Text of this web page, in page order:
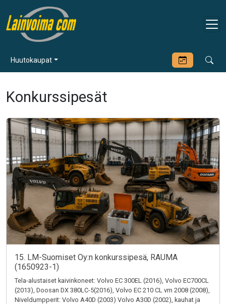
Huutokaupat
Konkurssipesät
15. LM-Suomiset Oy:n konkurssipesä, RAUMA
(1650923-1)
Tela-alustaiset kaivinkoneet: Volvo EC 300EL (2016), Volvo EC700CL
(2013), Doosan DX 380LC-5(2016), Volvo EC 210 CL vm 2008 (2008),
Niveldumpperit: Volvo A40D (2003) Volvo A30D (2002), kauhat ja